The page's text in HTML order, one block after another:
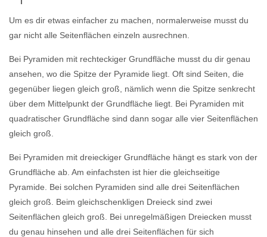
Um es dir etwas einfacher zu machen, normalerweise musst du
gar nicht alle Seitenflächen einzeln ausrechnen.
Bei Pyramiden mit rechteckiger Grundfläche musst du dir genau
ansehen, wo die Spitze der Pyramide liegt. Oft sind Seiten, die
gegenüber liegen gleich groß, nämlich wenn die Spitze senkrecht
über dem Mittelpunkt der Grundfläche liegt. Bei Pyramiden mit
quadratischer Grundfläche sind dann sogar alle vier Seitenflächen
gleich groß.
Bei Pyramiden mit dreieckiger Grundfläche hängt es stark von der
Grundfläche ab. Am einfachsten ist hier die gleichseitige
Pyramide. Bei solchen Pyramiden sind alle drei Seitenflächen
gleich groß. Beim gleichschenkligen Dreieck sind zwei
Seitenflächen gleich groß. Bei unregelmäßigen Dreiecken musst
du genau hinsehen und alle drei Seitenflächen für sich